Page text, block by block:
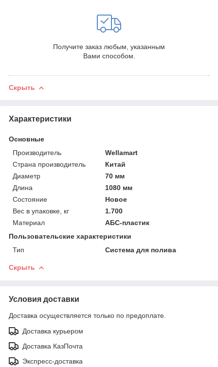
Получите заказ любым, указанным
Вами способом.
Скрыть
Характеристики
Основные
Производитель
Wellamart
Страна производитель
Китай
Диаметр
70 мм
Длина
1080 мм
Состояние
Новое
Вес в упаковке, кг
1.700
Материал
АБС-пластик
Пользовательские характеристики
Тип
Система для полива
Скрыть
Условия доставки
Доставка осуществляется только по предоплате.
Доставка курьером
Доставка КазПочта
Экспресс-доставка